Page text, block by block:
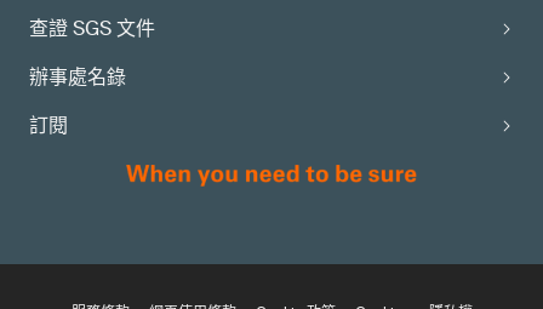
查證 SGS 文件
辦事處名錄
訂閱